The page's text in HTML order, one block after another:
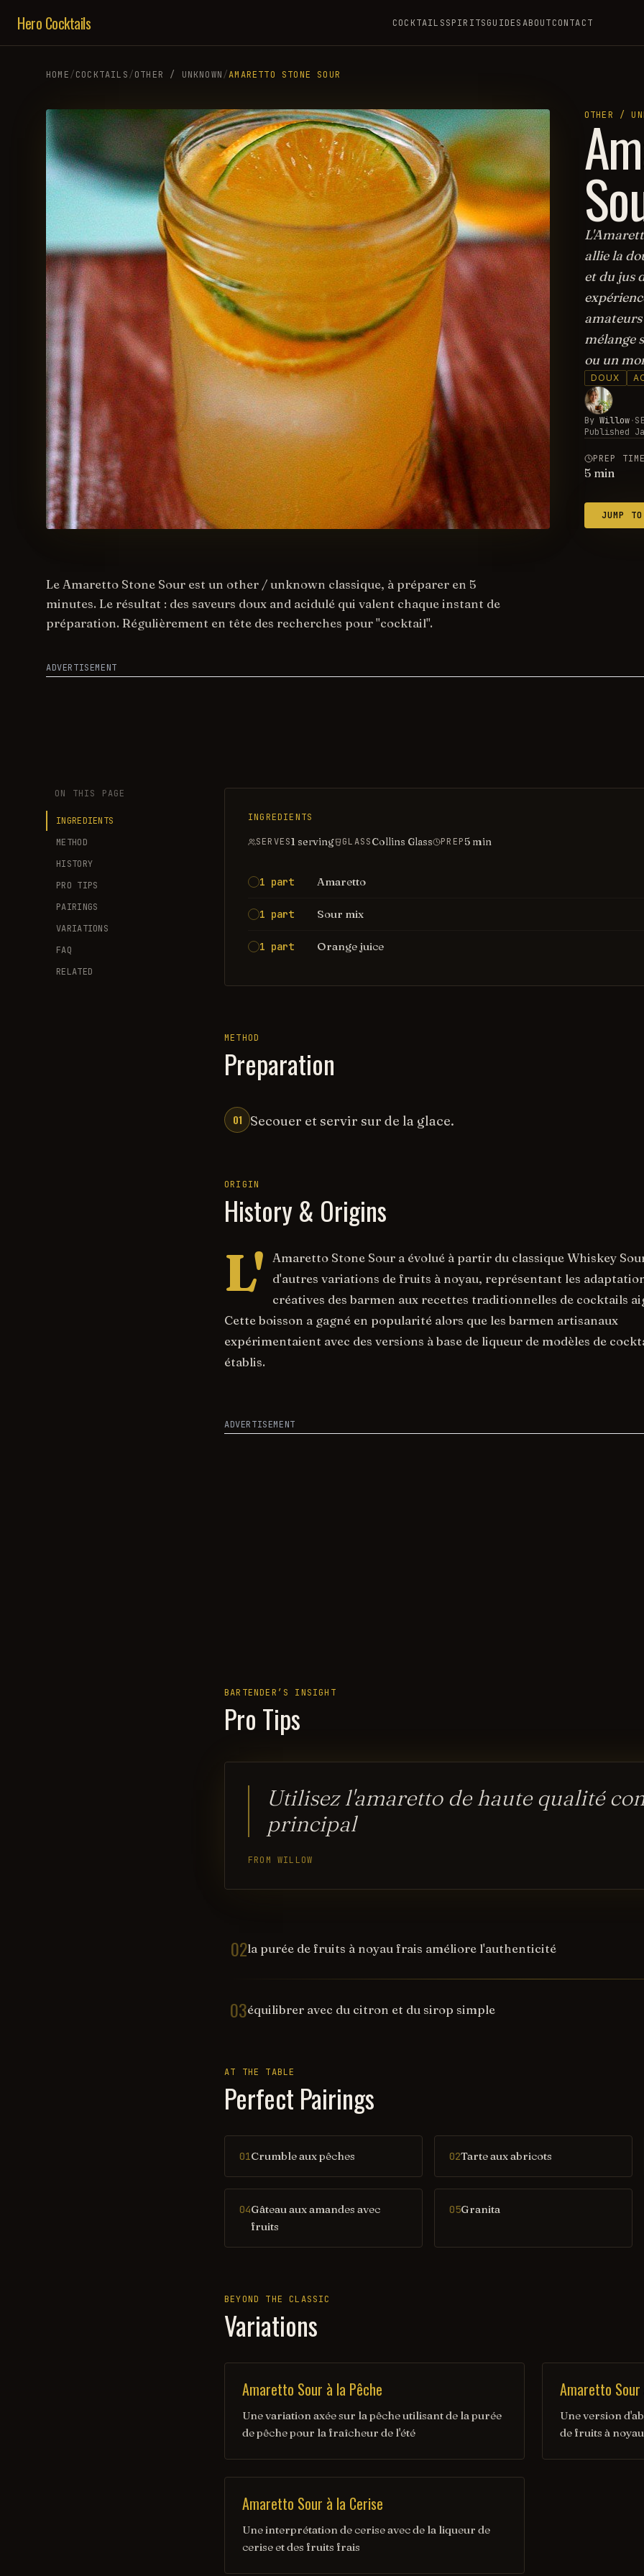
Hero Cocktails COCKTAILSSPIRITSGUIDESABOUTCONTACT
HOME/COCKTAILS/OTHER / UNKNOWN/AMARETTO STONE SOUR
OTHER /
allie la
et du jus
amateurs
mélange
ou un
DOUX
By Willow·
Published
PREP TIME
5min
JUMP
Le Amaretto Stone Sour est un other / unknown classique, à préparer en 5
minutes. Le résultat : des saveurs doux and acidulé qui valent chaque instant de
préparation. Régulièrement en tête des recherches pour "cocktail".
ADVERTISEMENT
ON THIS PAGE
INGREDIENTS
METHOD
HISTORY
PRO TIPS
PAIRINGS
VARIATIONS
FAQ
RELATED
INGREDIENTS
SERVES1 serving GLASSCollins Glass PREP5 min
1 part Amaretto
1 part Sour mix
1 part Orange juice
METHOD
Preparation
01 Secouer et servir sur de la glace.
ORIGIN
History & Origins
L'
Amaretto Stone Sour a évolué à partir du classique Whiskey
d'autres variations de fruits à noyau, représentant les
créatives des barmen aux recettes traditionnelles de cocktails
Cette boisson a gagné en popularité alors que les barmen artisanaux
expérimentaient avec des versions à base de liqueur de modèles de
établis.
ADVERTISEMENT
BARTENDER’S INSIGHT
Pro Tips
Utilisez l'amaretto de haute qualité
principal
FROM WILLOW
02la purée de fruits à noyau frais améliore l'authenticité
03équilibrer avec du citron et du sirop simple
AT THE TABLE
Perfect Pairings
01Crumble aux pêches 02Tarte aux abricots
04Gâteau aux amandes avec
fruits
05Granita
BEYOND THE CLASSIC
Variations
Amaretto Sour à la Pêche
Une variation axée sur la pêche utilisant de la purée
de pêche pour la fraîcheur de l'été
Amaretto
Une version
de fruits à noyau
Amaretto Sour à la Cerise
Une interprétation de cerise avec de la liqueur de
cerise et des fruits frais